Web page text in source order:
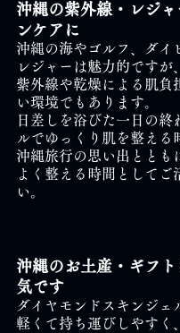
沖縄の紫外線・レジ
ンケアに
沖縄の海やゴルフ、ダイ
レジャーは魅力的ですが、
紫外線や乾燥による肌負
い環境でもあります。
日差しを浴びた一日の終
ルでゆっくり肌を整える
沖縄旅行の思い出ととも
よく整える時間としてご
い。
沖縄のお土産・ギフト
気です
ダイヤモンドスキンジェ
軽くて持ち運びしやすく